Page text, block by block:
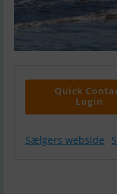
Quick
Login
Sælgers webside